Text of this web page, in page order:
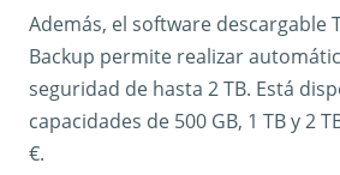
Además, el software descargable
Backup permite realizar
seguridad de hasta 2 TB. Está
capacidades de 500 GB, 1 TB y 2
€.